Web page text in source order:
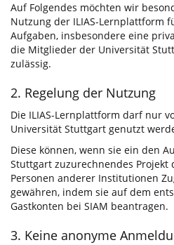
Auf Folgendes möchten wir
Nutzung der ILIAS-Lernplattform
Aufgaben, insbesondere eine
die Mitglieder der Universität
zulässig.
2. Regelung der Nutzung
Die ILIAS-Lernplattform darf nur
Universität Stuttgart genutzt
Diese können, wenn sie ein den
Stuttgart zuzurechnendes Projekt
Personen anderer Institutionen
gewähren, indem sie auf dem
Gastkonten bei SIAM beantragen.
3. Keine anonyme